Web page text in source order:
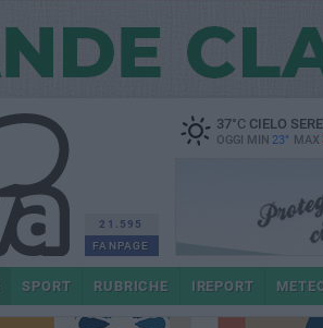
21.595
FANPAGE
37°CCIELO
OGGI MIN 23° MAX
SPORT RUBRICHE IREPORT